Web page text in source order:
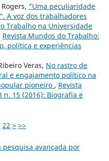
“Uma peculiaridade
A voz dos trabalhadores
Trabalho na Universidade
Revista Mundos do Trabalho:
política e experiências
Veras, No rastro de
e engajamento político na
pioneiro , Revista
n. 15 (2016): Biografia e
22 > >>
avançada por